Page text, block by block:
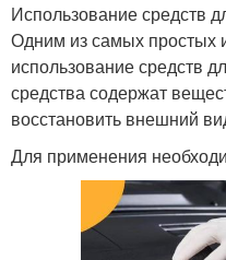
Использование средств
Одним из самых простых
использование средств
средства содержат
восстановить внешний
Для применения